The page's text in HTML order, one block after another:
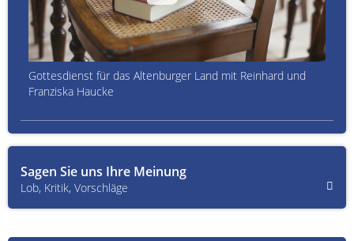
Gottesdienst für das Altenburger Land mit Reinhard und
Franziska Haucke
Sagen Sie uns Ihre Meinung
Lob, Kritik, Vorschläge